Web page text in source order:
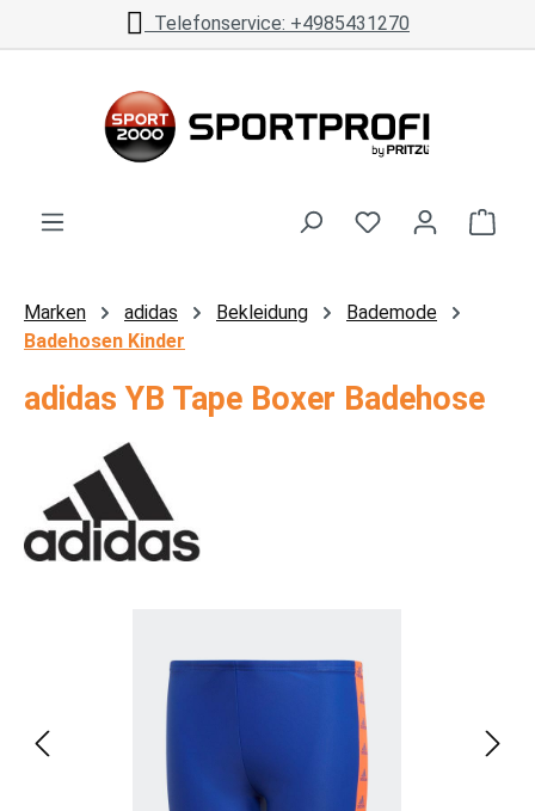
Zum Hauptinhalt springenTelefonservice: +4985431270
Marken adidas Bekleidung
Bademode
Badehosen Kinder
adidas YB Tape Boxer Badehose